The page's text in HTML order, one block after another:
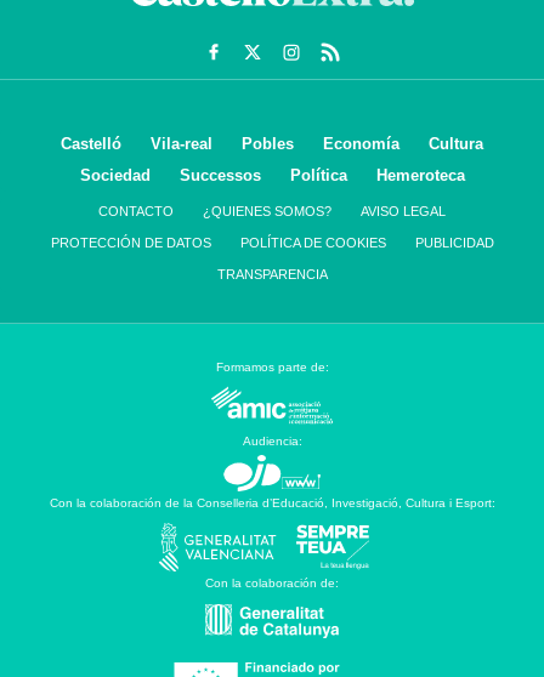
Castelló Vila-real Pobles Economía
Cultura
Sociedad
Successos Política Hemeroteca
CONTACTO ¿QUIENES SOMOS? AVISO LEGAL
PROTECCIÓN DE DATOS POLÍTICA DE COOKIES PUBLICIDAD
TRANSPARENCIA
Formamos parte de:
Audiencia:
Con la colaboración de la Conselleria d’Educació, Investigació, Cultura i Esport:
Con la colaboración de: